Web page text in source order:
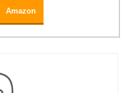
Amazon